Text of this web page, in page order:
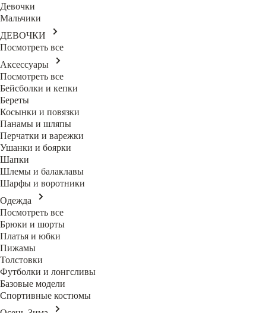
Девочки
Мальчики
ДЕВОЧКИ
Посмотреть все
Аксессуары
Посмотреть все
Бейсболки и кепки
Береты
Косынки и повязки
Панамы и шляпы
Перчатки и варежки
Ушанки и боярки
Шапки
Шлемы и балаклавы
Шарфы и воротники
Одежда
Посмотреть все
Брюки и шорты
Платья и юбки
Пижамы
Толстовки
Футболки и лонгсливы
Базовые модели
Спортивные костюмы